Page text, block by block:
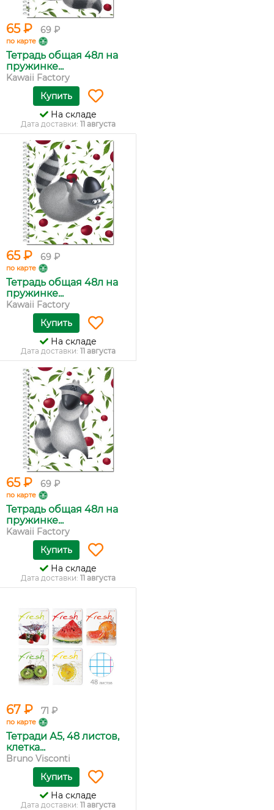
65 ₽ 69 ₽
по карте
Тетрадь общая 48л на
пружинке...
Kawaii Factory
Купить
На складе
Дата доставки: 11 августа
65 ₽ 69 ₽
по карте
Тетрадь общая 48л на
пружинке...
Kawaii Factory
Купить
На складе
Дата доставки: 11 августа
65 ₽ 69 ₽
по карте
Тетрадь общая 48л на
пружинке...
Kawaii Factory
Купить
На складе
Дата доставки: 11 августа
67 ₽ 71 ₽
по карте
Тетради А5, 48 листов,
клетка...
Bruno Visconti
Купить
На складе
Дата доставки: 11 августа